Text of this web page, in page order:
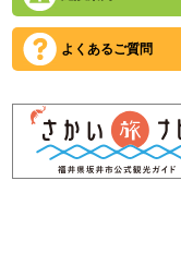
よくあるご質問